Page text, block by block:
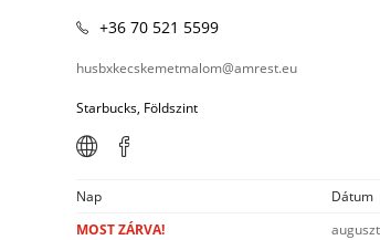
+36 70 521 5599
husbxkecskemetmalom@amrest.eu
Starbucks, Földszint
Nap Dátum
MOST ZÁRVA!